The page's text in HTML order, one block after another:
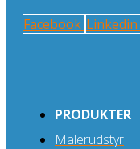
Facebook Linkedin
PRODUKTER
Malerudstyr